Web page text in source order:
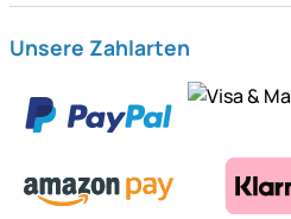
Unsere Zahlarten